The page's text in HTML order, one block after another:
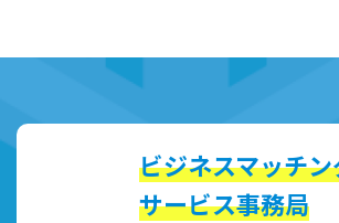
ビジネスマッチン
サービス事務局